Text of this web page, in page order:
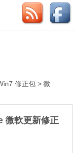
修正包 >微
微軟更新修正